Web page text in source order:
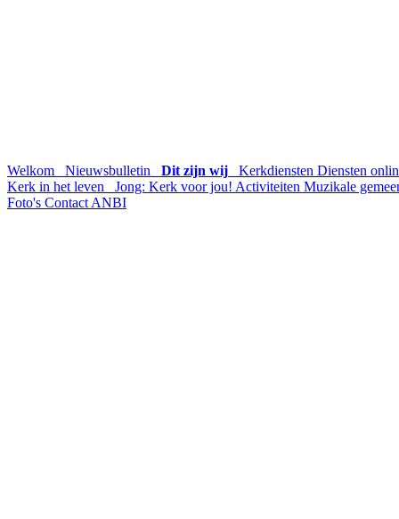
Welkom Nieuwsbulletin Dit zijn wij Kerkdiensten Diensten
Kerk in het leven
Jong: Kerk voor jou! Activiteiten Muzikale
Foto's Contact ANBI